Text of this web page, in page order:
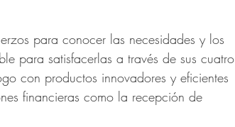
para conocer las necesidades y los
para satisfacerlas a través de sus cuatro
con productos innovadores y eficientes
financieras como la recepción de